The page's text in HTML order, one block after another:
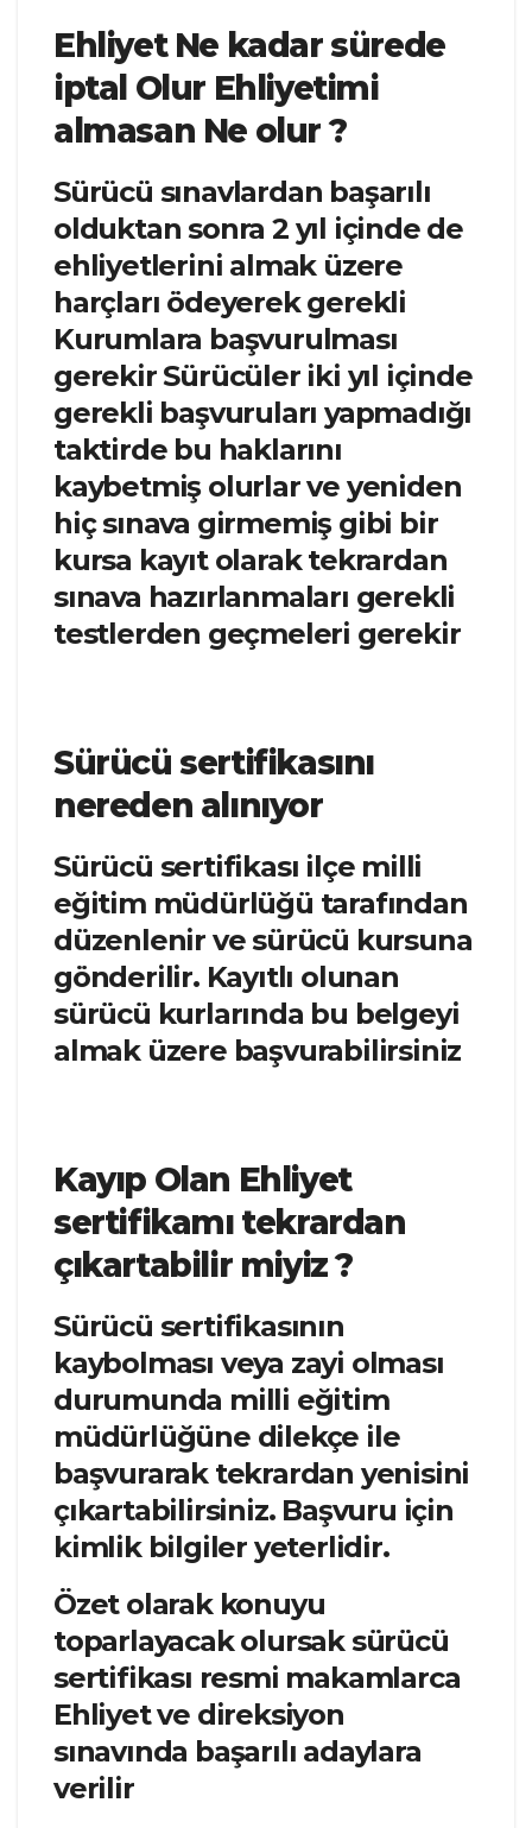
Ehliyet Ne kadar sürede
iptal Olur Ehliyetimi
almasan Ne olur ?
Sürücü sınavlardan başarılı
olduktan sonra 2 yıl içinde de
ehliyetlerini almak üzere
harçları ödeyerek gerekli
Kurumlara başvurulması
gerekir Sürücüler iki yıl içinde
gerekli başvuruları yapmadığı
taktirde bu haklarını
kaybetmiş olurlar ve yeniden
hiç sınava girmemiş gibi bir
kursa kayıt olarak tekrardan
sınava hazırlanmaları gerekli
testlerden geçmeleri gerekir
Sürücü sertifikasını
nereden alınıyor
Sürücü sertifikası ilçe milli
eğitim müdürlüğü tarafından
düzenlenir ve sürücü kursuna
gönderilir. Kayıtlı olunan
sürücü kurlarında bu belgeyi
almak üzere başvurabilirsiniz
Kayıp Olan Ehliyet
sertifikamı tekrardan
çıkartabilir miyiz ?
Sürücü sertifikasının
kaybolması veya zayi olması
durumunda milli eğitim
müdürlüğüne dilekçe ile
başvurarak tekrardan yenisini
çıkartabilirsiniz. Başvuru için
kimlik bilgiler yeterlidir.
Özet olarak konuyu
toparlayacak olursak sürücü
sertifikası resmi makamlarca
Ehliyet ve direksiyon
sınavında başarılı adaylara
verilir